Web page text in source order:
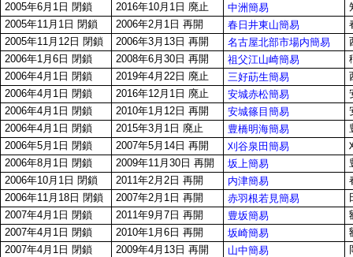
2005年6月1日 閉鎖
2016年10月1日 廃止 中洲簡易
2005年11月1日 閉鎖
2006年2月1日 再開 春日井東山簡易
2005年11月12日 閉鎖
2006年3月13日 再開 名古屋北部市場内簡易
2006年1月6日 閉鎖
2008年6月30日 再開 祖父江山崎簡易
2006年4月1日 閉鎖
2019年4月22日 廃止 三好莇生簡易
2006年4月1日 閉鎖
2016年12月1日 廃止 安城赤松簡易
2006年4月1日 閉鎖
2010年1月12日 再開 安城篠目簡易
2006年4月1日 閉鎖
2015年3月1日 廃止 豊橋明海簡易
2006年5月1日 閉鎖
2007年5月14日 再開 刈谷泉田簡易
2006年8月1日 閉鎖
2009年11月30日 再開 坂上簡易
2006年10月1日 閉鎖
2011年2月2日 再開 内津簡易
2006年11月18日 閉鎖
2007年2月1日 再開 赤羽根若見簡易
2007年4月1日 閉鎖
2011年9月7日 再開 豊坂簡易
2007年4月1日 閉鎖
2010年1月6日 再開 坂崎簡易
2007年4月1日 閉鎖
2009年4月13日 再開 山中簡易